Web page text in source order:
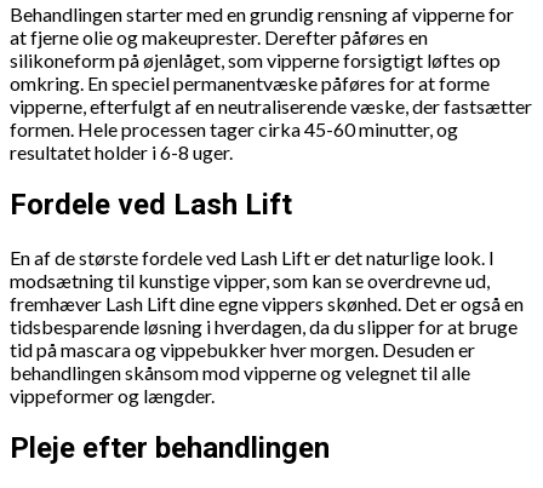
Behandlingen starter med en grundig rensning af vipperne for
at fjerne olie og makeuprester. Derefter påføres en
silikoneform på øjenlåget, som vipperne forsigtigt løftes op
omkring. En speciel permanentvæske påføres for at forme
vipperne, efterfulgt af en neutraliserende væske, der fastsætter
formen. Hele processen tager cirka 45-60 minutter, og
resultatet holder i 6-8 uger.
Fordele ved Lash Lift
En af de største fordele ved Lash Lift er det naturlige look. I
modsætning til kunstige vipper, som kan se overdrevne ud,
fremhæver Lash Lift dine egne vippers skønhed. Det er også en
tidsbesparende løsning i hverdagen, da du slipper for at bruge
tid på mascara og vippebukker hver morgen. Desuden er
behandlingen skånsom mod vipperne og velegnet til alle
vippeformer og længder.
Pleje efter behandlingen